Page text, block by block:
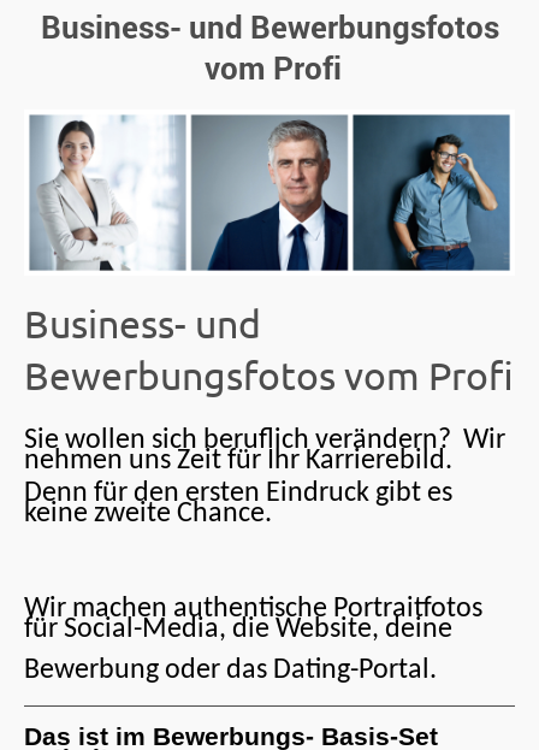
Business- und Bewerbungsfotos
vom Profi
Business- und
Bewerbungsfotos vom Profi
Sie wollen sich beruflich verändern? Wir
nehmen uns Zeit für Ihr Karrierebild.
Denn für den ersten Eindruck gibt es
keine zweite Chance.
Wir machen authentische Portraitfotos
für Social-Media, die Website, deine
Bewerbung oder das Dating-Portal.
Das ist im Bewerbungs- Basis-Set